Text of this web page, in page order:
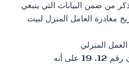
من ضمن البيانات التي ينبغي
مغادرة العامل المنزل لبيت